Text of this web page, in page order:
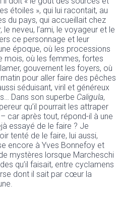
étoiles », qui lui racontait, au
du pays, qui accueillait chez
neveu, l’ami, le voyageur et le
ce personnage et leur
époque, où les processions
mois, où les femmes, fortes
gouvernent les foyers, où
pour aller faire des pêches
séduisant, viril et généreux
Dans son superbe Caligula,
qu’il pourrait les attraper
car après tout, répond-il à une
essayé de le faire ? Je
tenté de le faire, lui aussi,
encore à Yves Bonnefoy et
mystères lorsque Marcheschi
qu’il faisait, entre cyclamens
dont il sait par cœur la